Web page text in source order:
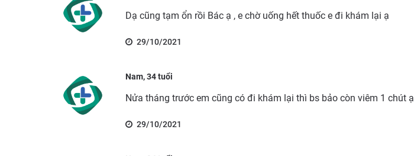
Dạ cũng tạm ổn rồi Bác ạ , e chờ uống hết thuốc e đi khám lại ạ
29/10/2021
Nam, 34 tuổi
Nửa tháng trước em cũng có đi khám lại thì bs bảo còn viêm 1 chút ạ
29/10/2021